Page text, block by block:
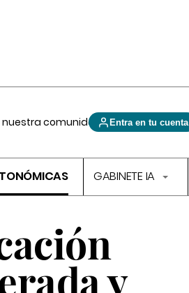
nuestra comunidad Entra en tu cuenta
GABINETE IA
y